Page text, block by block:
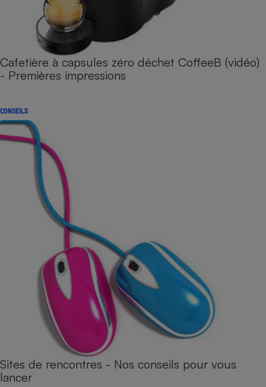
Cafetière à capsules zéro déchet CoffeeB (vidéo)
- Premières impressions
CONSEILS
Sites de rencontres - Nos conseils pour vous
lancer